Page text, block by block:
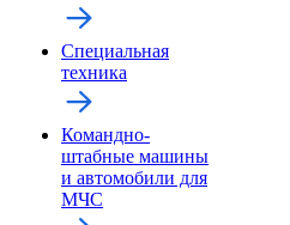
Специальная
техника
Командно-
штабные машины
и автомобили для
МЧС